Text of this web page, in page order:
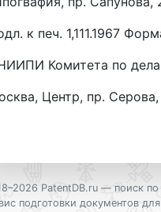
к печ. 1,111.1967
Комитета по
Центр, пр.
PatentDB.ru — поиск
подготовки документов